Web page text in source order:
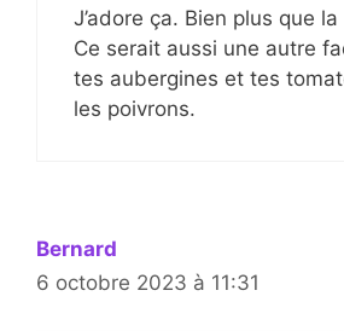
J’adore ça. Bien plus que
Ce serait aussi une autre
tes aubergines et tes
les poivrons.
Bernard
6 octobre 2023 à 11:31